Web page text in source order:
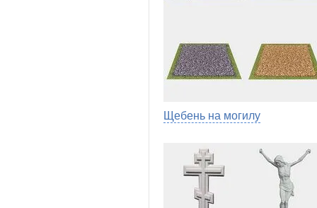
Щебень на могилу